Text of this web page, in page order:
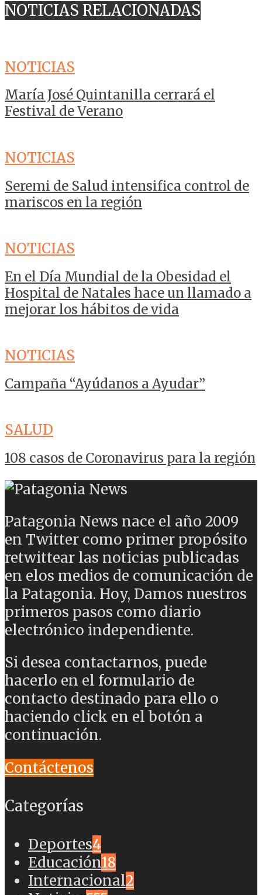
NOTICIAS RELACIONADAS
NOTICIAS
María José Quintanilla cerrará el
Festival de Verano
NOTICIAS
Seremi de Salud intensifica control de
mariscos en la región
NOTICIAS
En el Día Mundial de la Obesidad el
Hospital de Natales hace un llamado a
mejorar los hábitos de vida
NOTICIAS
Campaña “Ayúdanos a Ayudar”
SALUD
108 casos de Coronavirus para la región
Patagonia News nace el año 2009
en Twitter como primer propósito
retwittear las noticias publicadas
en elos medios de comunicación de
la Patagonia. Hoy, Damos nuestros
primeros pasos como diario
electrónico independiente.
Si desea contactarnos, puede
hacerlo en el formulario de
contacto destinado para ello o
haciendo click en el botón a
continuación.
Contáctenos
Categorías
Deportes4
Educación18
Internacional2